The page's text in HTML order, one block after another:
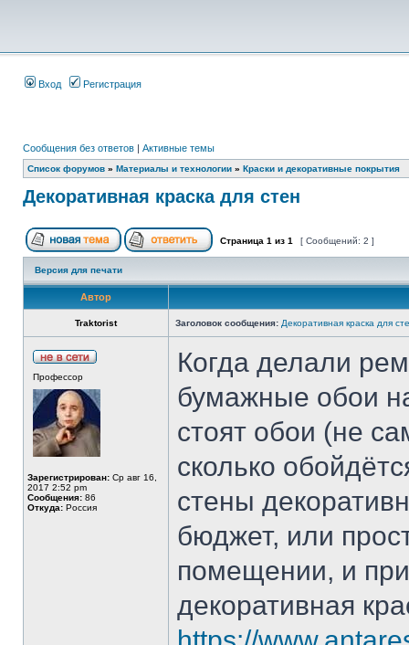
Вход Регистрация
Сообщения без ответов | Активные темы
Список форумов » Материалы и технологии » Краски и декоративные покрытия
Декоративная краска для стен
Страница 1 из 1 [ Сообщений: 2 ]
Версия для печати
Автор
Traktorist Заголовок сообщения: Декоративная краска для
Профессор
Зарегистрирован: Ср авг 16,
2017 2:52 pm
Сообщения: 86
Откуда: Россия
Когда делали
бумажные обои
стоят обои (не
сколько
стены
бюджет, или
помещении, и
декоративная